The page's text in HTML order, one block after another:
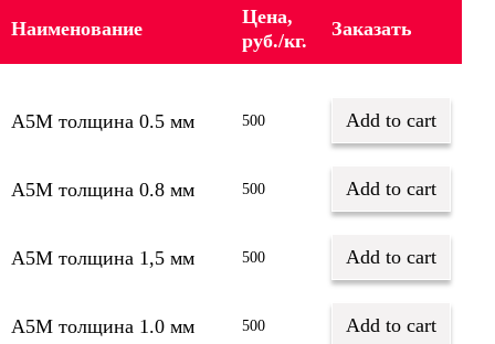
Наименование
Цена,
руб./кг.
Заказать
А5М толщина 0.5 мм 500 Add to cart
А5М толщина 0.8 мм 500 Add to cart
А5М толщина 1,5 мм 500 Add to cart
А5М толщина 1.0 мм 500 Add to cart